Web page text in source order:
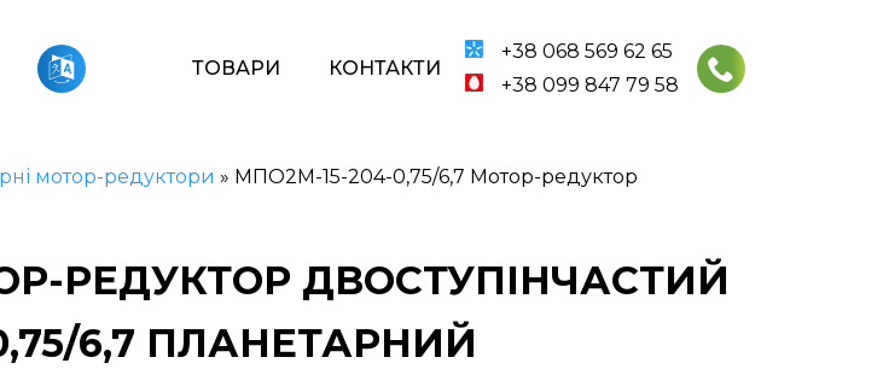
ТОВАРИ КОНТАКТИ
+38 068 569 62 65
+38 099 847 79 58
мотор-редуктори » МПО2М-15-204-0,75/6,7 Мотор-редуктор
РЕДУКТОР ДВОСТУПІНЧАСТИЙ
6,7 ПЛАНЕТАРНИЙ